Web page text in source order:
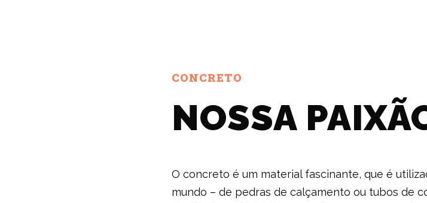
CONCRETO
NOSSA
O concreto é um material fascinante, que é
mundo – de pedras de calçamento ou tubos de